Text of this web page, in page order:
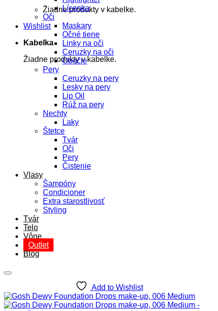
Žiadne produkty v kabelke.
Wishlist
Kabelka
Žiadne produkty v kabelke.
Lícenka
Oči
Maskary
Očné tiene
Linky na oči
Ceruzky na oči
Obočie
Pery
Ceruzky na pery
Lesky na pery
Lip Oil
Rúž na pery
Nechty
Laky
Štetce
Tvár
Oči
Pery
Čistenie
Vlasy
Šampóny
Condicioner
Extra starostlivosť
Styling
Tvár
Telo
Vône
Outlet
Blog
Add to Wishlist